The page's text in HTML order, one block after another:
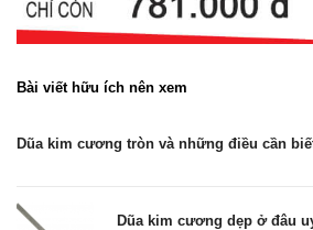
Bài viết hữu ích nên xem
Dũa kim cương tròn và những điều cần
Dũa kim cương dẹp ở đâu